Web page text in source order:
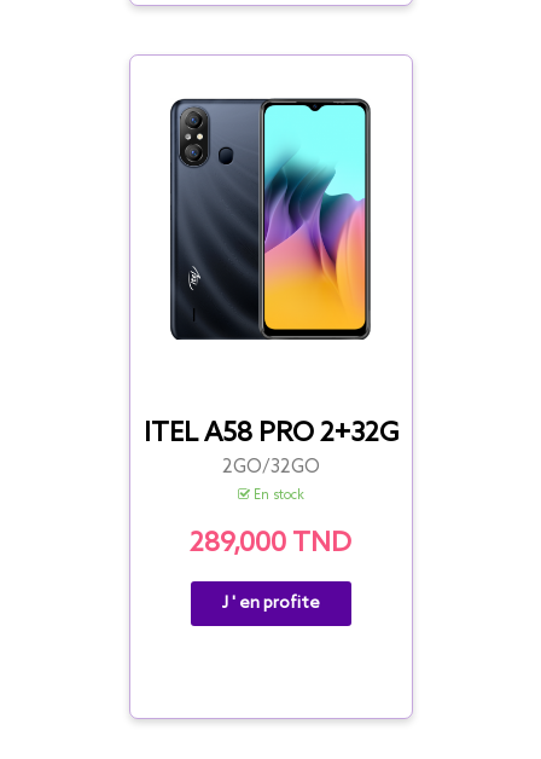
ITEL A58 PRO 2+32G
2GO/32GO
En stock
289,000 TND
J ' en profite